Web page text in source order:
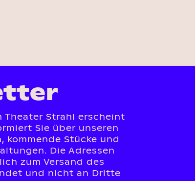
Theater Strahl erscheint
Sie über unseren
kommende Stücke und
Die Adressen
zum Versand des
und nicht an Dritte